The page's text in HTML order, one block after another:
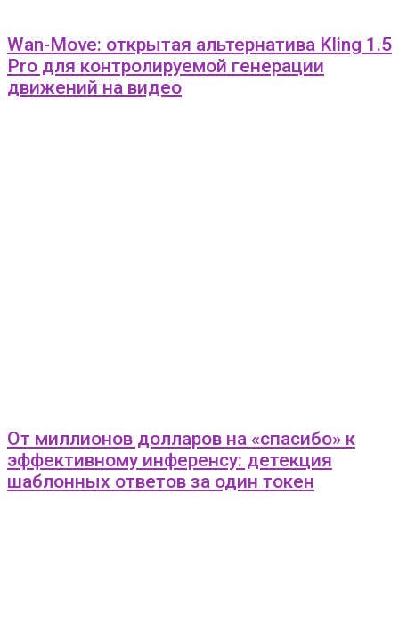
Wan-Move: открытая альтернатива Kling 1.5
Pro для контролируемой генерации
движений на видео
От миллионов долларов на «спасибо» к
эффективному инференсу: детекция
шаблонных ответов за один токен